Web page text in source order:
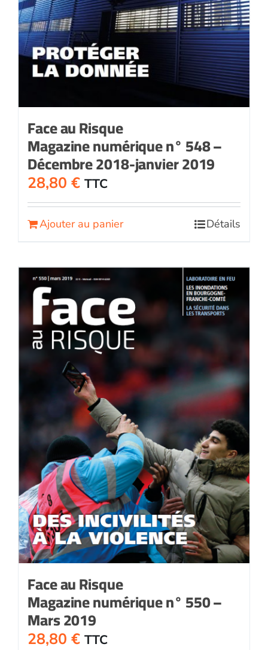
Face au Risque
Magazine numérique n° 548 –
Décembre 2018-janvier 2019
28,80 € TTC
Ajouter au panier Détails
Face au Risque
Magazine numérique n° 550 –
Mars 2019
28,80 € TTC